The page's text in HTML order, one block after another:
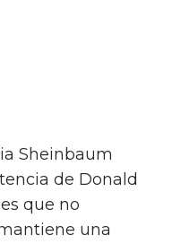
Sheinbaum
de Donald
que no
una